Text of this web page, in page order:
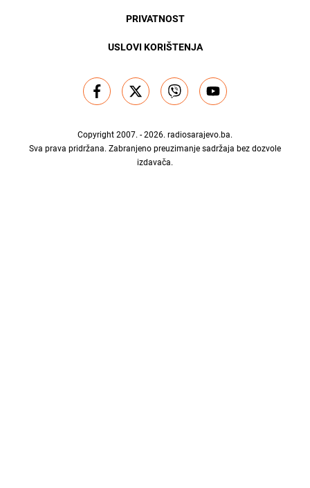
PRIVATNOST
USLOVI KORIŠTENJA
Copyright 2007. - 2026. radiosarajevo.ba.
Sva prava pridržana. Zabranjeno preuzimanje sadržaja bez dozvole
izdavača.